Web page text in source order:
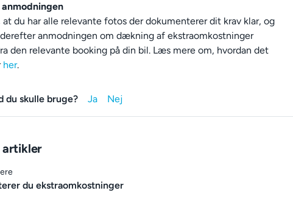
at du har alle relevante fotos der dokumenterer dit krav klar, og
anmodningen om dækning af ekstraomkostninger
den relevante booking på din bil. Læs mere om, hvordan det
her.
du skulle bruge?
artikler
du ekstraomkostninger